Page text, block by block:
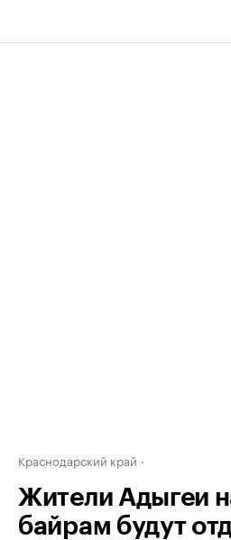
Краснодарский край
Жители Адыгеи
байрам будут